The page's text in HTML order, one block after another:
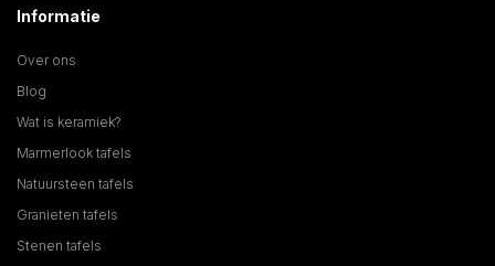
Informatie
Over ons
Blog
Wat is keramiek?
Marmerlook tafels
Natuursteen tafels
Granieten tafels
Stenen tafels